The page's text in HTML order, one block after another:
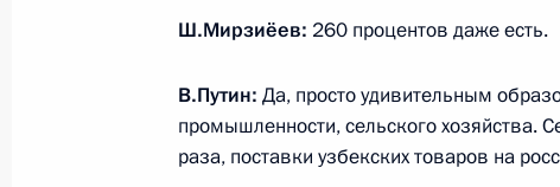
5 апреля 2017 года, 15:00
5 апреля Владимир Путин встретится
Шавкатом Мирзиёевым
Ш.Мирзиёев: 260 процентов даже есть.
В.Путин: Да, просто удивительным
промышленности, сельского хозяйства.
раза, поставки узбекских товаров на